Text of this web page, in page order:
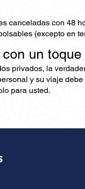
canceladas con 48
(excepto en
un
privados, la
y su viaje
para usted.